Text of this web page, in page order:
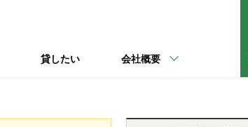
貸したい 会社概要